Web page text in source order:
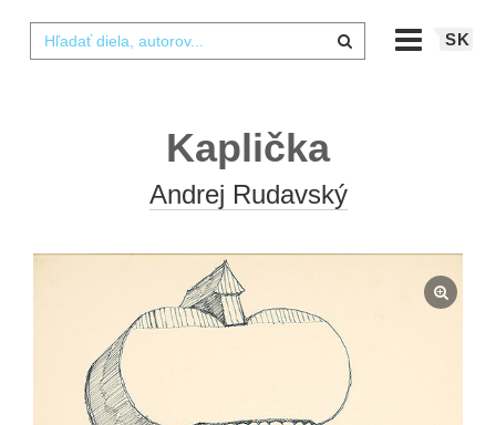
SK
Kaplička
Andrej Rudavský